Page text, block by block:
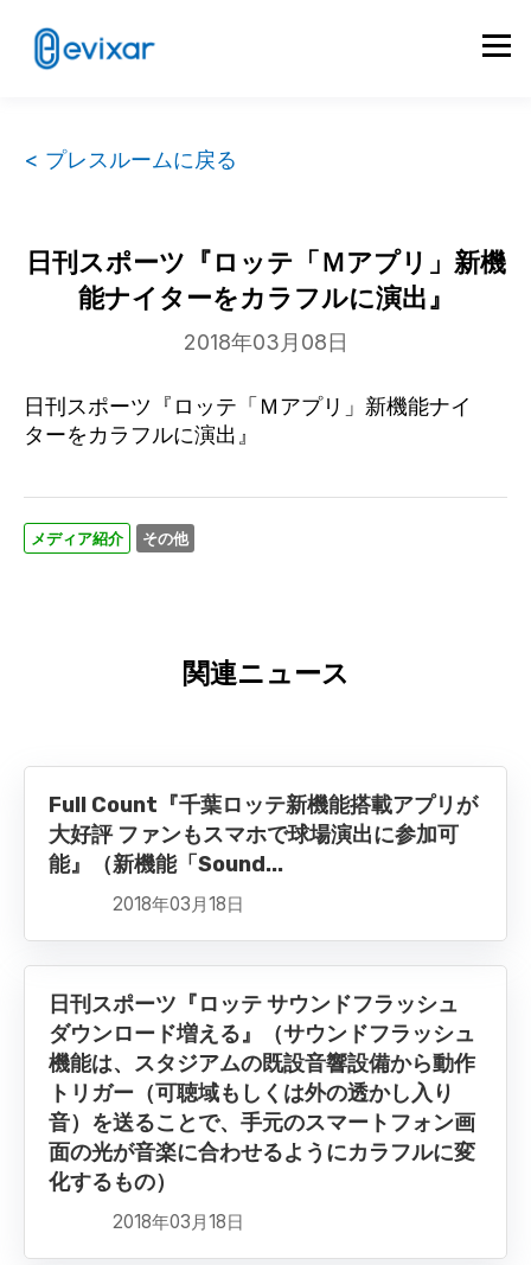
< プレスルームに戻る
日刊スポーツ『ロッテ「Ｍアプリ」新機
能ナイターをカラフルに演出』
2018年03月08日
日刊スポーツ『ロッテ「Ｍアプリ」新機能ナイ
ターをカラフルに演出』
メディア紹介 その他
関連ニュース
Full Count『千葉ロッテ新機能搭載アプリが
大好評 ファンもスマホで球場演出に参加可
能』（新機能「Sound...
2018年03月18日
日刊スポーツ『ロッテ サウンドフラッシュ
ダウンロード増える』（サウンドフラッシュ
機能は、スタジアムの既設音響設備から動作
トリガー（可聴域もしくは外の透かし入り
音）を送ることで、手元のスマートフォン画
面の光が音楽に合わせるようにカラフルに変
化するもの）
2018年03月18日